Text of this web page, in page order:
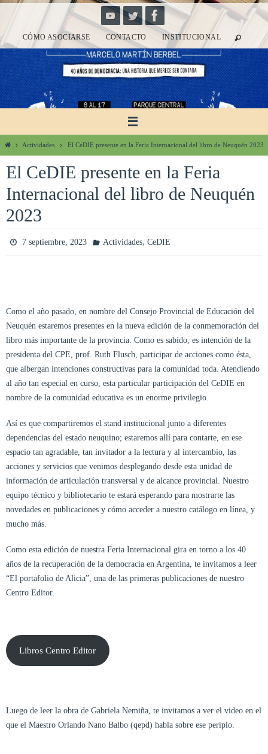
contenidoCÓMO ASOCIARSE CONTACTO INSTITUCIONAL
InicioActividades El CeDIE presente en la Feria Internacional del libro de Neuquén 2023
El CeDIE presente en la Feria
Internacional del libro de Neuquén
2023
7 septiembre, 2023 Actividades, CeDIE
Como el año pasado, en nombre del Consejo Provincial de Educación del
Neuquén estaremos presentes en la nueva edición de la conmemoración del
libro más importante de la provincia. Como es sabido, es intención de la
presidenta del CPE, prof. Ruth Flusch, participar de acciones como ésta,
que albergan intenciones constructivas para la comunidad toda. Atendiendo
al año tan especial en curso, esta particular participación del CeDIE en
nombre de la comunidad educativa es un enorme privilegio.
Así es que compartiremos el stand institucional junto a diferentes
dependencias del estado neuquino; estaremos allí para contarte, en ese
espacio tan agradable, tan invitador a la lectura y al intercambio, las
acciones y servicios que venimos desplegando desde esta unidad de
información de articulación transversal y de alcance provincial. Nuestro
equipo técnico y bibliotecario te estará esperando para mostrarte las
novedades en publicaciones y cómo acceder a nuestro catálogo en línea, y
mucho más.
Como esta edición de nuestra Feria Internacional gira en torno a los 40
años de la recuperación de la democracia en Argentina, te invitamos a leer
“El portafolio de Alicia”, una de las primeras publicaciones de nuestro
Centro Editor.
Libros Centro Editor
Luego de leer la obra de Gabriela Nemiña, te invitamos a ver el video en el
que el Maestro Orlando Nano Balbo (qepd) habla sobre ese periplo.